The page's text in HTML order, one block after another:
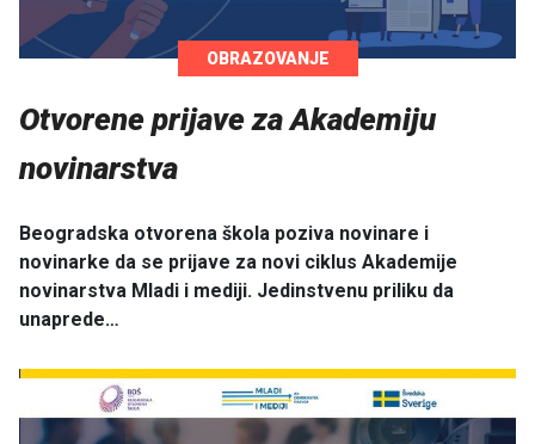
OBRAZOVANJE
Otvorene prijave za Akademiju
novinarstva
Beogradska otvorena škola poziva novinare i
novinarke da se prijave za novi ciklus Akademije
novinarstva Mladi i mediji. Jedinstvenu priliku da
unaprede…